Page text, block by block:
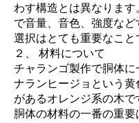
わす構造とは異なりま
で音量、音色、強度な
選択はとても重要なこと
２、 材料について
チャランゴ製作で胴体
ナランヒージョという
があるオレンジ系の木で
胴体の材料の一番の重要